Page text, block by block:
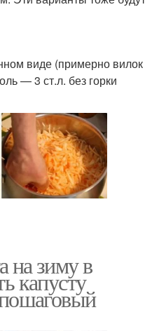
виде (примерно вилок
— 3 ст.л. без горки
на зиму в
капусту